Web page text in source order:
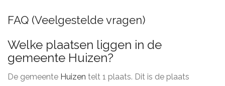
FAQ (Veelgestelde vragen)
Welke plaatsen liggen in de
gemeente Huizen?
De gemeente Huizen telt 1 plaats. Dit is de plaats